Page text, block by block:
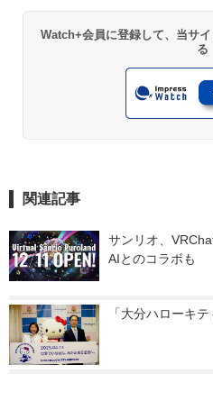
Watch+会員に登録して、当サ
る
関連記事
サンリオ、
AIとのコラボも
「大分ハローキ